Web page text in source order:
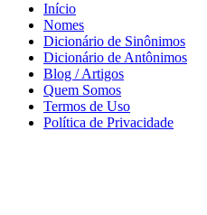
Início
Nomes
Dicionário de Sinônimos
Dicionário de Antônimos
Blog / Artigos
Quem Somos
Termos de Uso
Política de Privacidade